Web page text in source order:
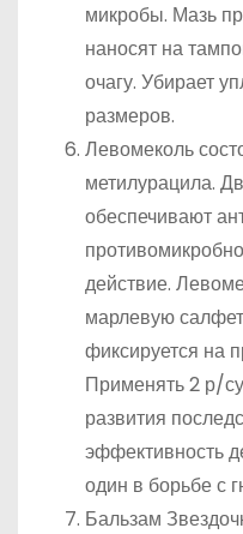
микробы. Мазь
наносят на
очагу. Убирает
размеров.
Левомеколь
метилурацила.
обеспечивают
действие.
марлевую
фиксируется на
Применять 2 р/
развития
эффективность
один в борьбе с
Бальзам